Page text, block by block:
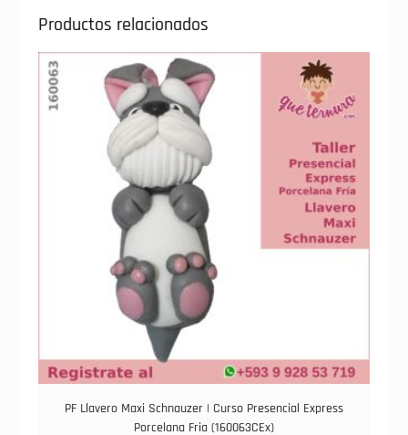
Productos relacionados
PF Llavero Maxi Schnauzer | Curso Presencial Express
Porcelana Fria (160063CEx)